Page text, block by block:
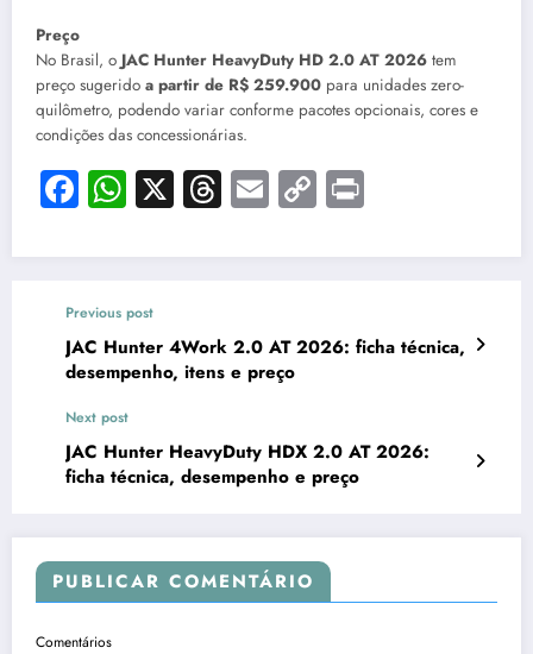
Preço
No Brasil, o JAC Hunter HeavyDuty HD 2.0 AT 2026 tem
preço sugerido a partir de R$ 259.900 para unidades zero-
quilômetro, podendo variar conforme pacotes opcionais, cores e
condições das concessionárias.
Facebook
WhatsApp
X Threads
Email
Copy
Link
Previous post
JAC Hunter 4Work 2.0 AT 2026: ficha técnica,
desempenho, itens e preço
Next post
JAC Hunter HeavyDuty HDX 2.0 AT 2026:
ficha técnica, desempenho e preço
PUBLICAR COMENTÁRIO
Comentários